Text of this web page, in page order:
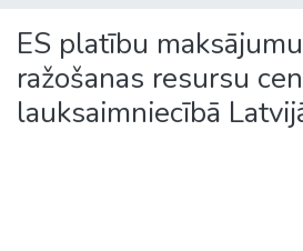
ES platību
ražošanas resursu
lauksaimniecībā